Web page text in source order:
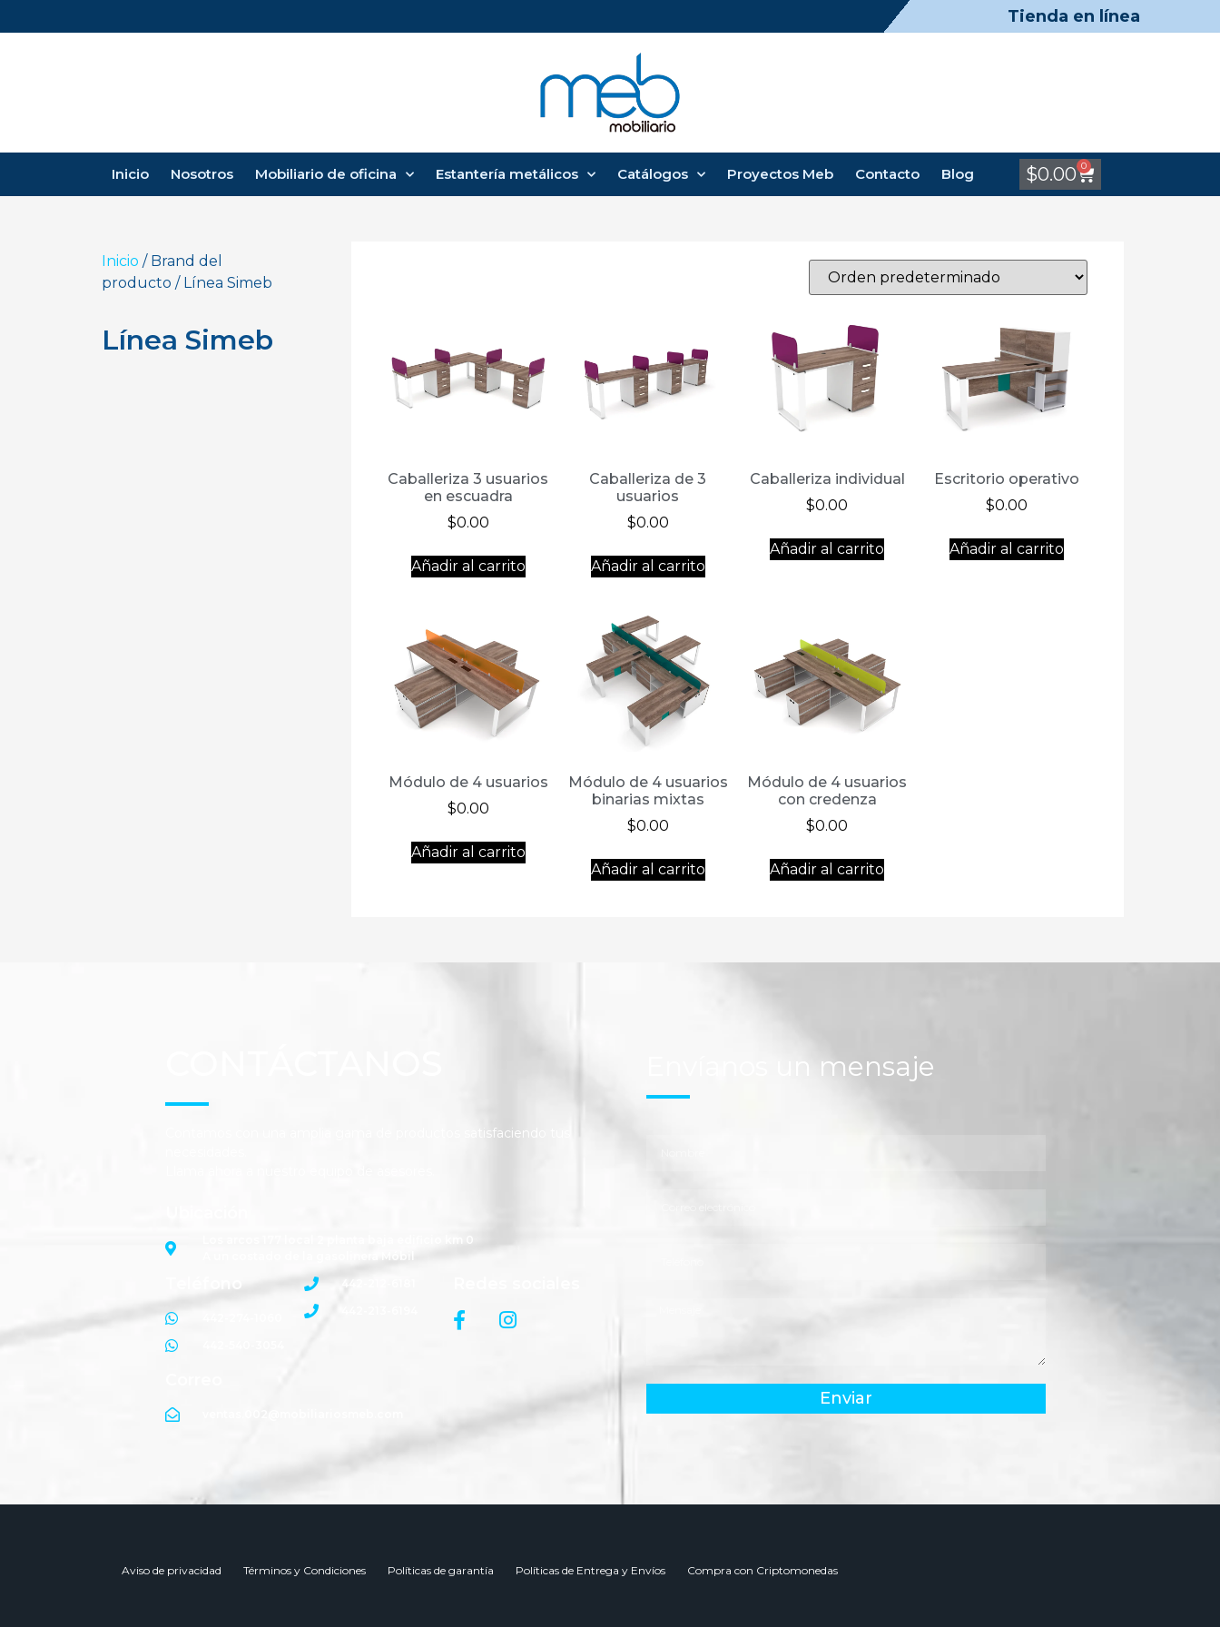
Tienda en línea
Inicio Nosotros Mobiliario de oficina Estantería metálicos Catálogos Proyectos Meb Contacto Blog $0.00 0
Inicio / Brand del
producto / Línea Simeb
Línea Simeb
Caballeriza 3 usuarios
en escuadra
$0.00
Añadir al carrito
Caballeriza de 3
usuarios
$0.00
Añadir al carrito
Caballeriza individual
$0.00
Añadir al carrito
Escritorio operativo
$0.00
Añadir al carrito
Módulo de 4 usuarios
$0.00
Añadir al carrito
Módulo de 4 usuarios
binarias mixtas
$0.00
Añadir al carrito
Módulo de 4 usuarios
con credenza
$0.00
Añadir al carrito
Contamos con una amplia gama de productos satisfaciendo tus
Envíanos un mensaje
Enviar
Aviso de privacidad Términos y Condiciones Políticas de garantía Políticas de Entrega y Envíos Compra con Criptomonedas